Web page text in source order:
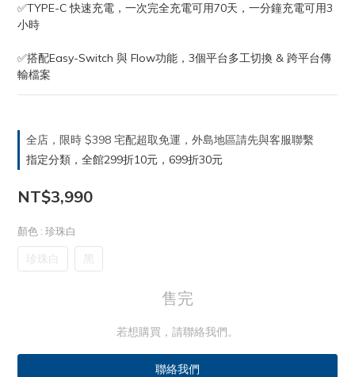
✅TYPE-C 快速充電，一次完全充電可用70天，一分鐘充電可用3
小時
✅搭配Easy-Switch 與 Flow功能，3個平台多工切換 & 跨平台傳
輸檔案
全店，限時 $398 宅配超取免運，外島地區請先與客服聯繫
指定分類，全館299折10元，699折30元
NT$3,990
顏色 : 珍珠白
珍珠白 黑
售完
若想購買，請聯絡我們。
聯絡我們